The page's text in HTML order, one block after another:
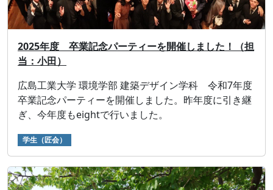
2025年度 卒業記念パーティーを開催しました！（担
当：小田）
広島工業大学 環境学部 建築デザイン学科 令和7年度
卒業記念パーティーを開催しました。昨年度に引き継
ぎ、今年度もeightで行いました。
学生（匠会）